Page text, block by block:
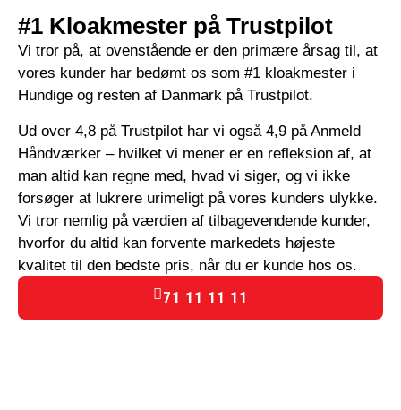
#1 Kloakmester på Trustpilot
Vi tror på, at ovenstående er den primære årsag til, at
vores kunder har bedømt os som #1 kloakmester i
Hundige og resten af Danmark på Trustpilot.
Ud over 4,8 på Trustpilot har vi også 4,9 på Anmeld
Håndværker – hvilket vi mener er en refleksion af, at
man altid kan regne med, hvad vi siger, og vi ikke
forsøger at lukrere urimeligt på vores kunders ulykke.
Vi tror nemlig på værdien af tilbagevendende kunder,
hvorfor du altid kan forvente markedets højeste
kvalitet til den bedste pris, når du er kunde hos os.
71 11 11 11